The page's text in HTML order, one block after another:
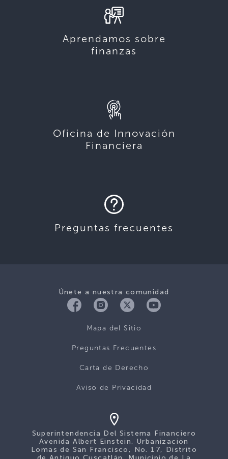
Aprendamos sobre
finanzas
Oficina de Innovación
Financiera
Preguntas frecuentes
Únete a nuestra comunidad
Mapa del Sitio
Preguntas Frecuentes
Carta de Derecho
Aviso de Privacidad
Superintendencia Del Sistema Financiero
Avenida Albert Einstein, Urbanización
Lomas de San Francisco, No. 17, Distrito